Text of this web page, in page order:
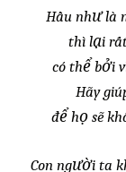
Hầu như là
thì lại
có thể bởi
Hãy
để họ sẽ
Con người ta